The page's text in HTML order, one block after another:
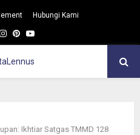
Hubungi Kami
Instagram
Pinterest
Youtube
Ikhtiar Satgas TMMD 128